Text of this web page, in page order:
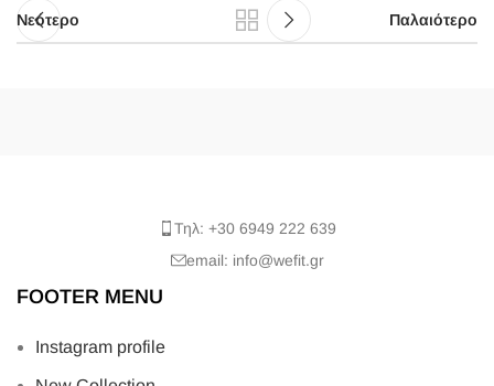
Νεότερο Παλαιότερο
Τηλ: +30 6949 222 639
email: info@wefit.gr
FOOTER MENU
Instagram profile